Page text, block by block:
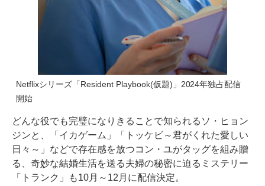
Netflixシリーズ「Resident Playbook(仮題)」2024年独占配信
開始
どんな役でも完璧になりきることで知られるソ・ヒョン
ジンと、「イカゲーム」「トッケビ～君がくれた愛しい
日々～」などで存在感を放つコン・ユがタッグを組み贈
る、奇妙な結婚生活を送る夫婦の秘密に迫るミステリー
「トランク」も10月～12月に配信決定。